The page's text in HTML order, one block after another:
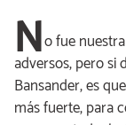
No fue
adversos, pero si
Bansander, es
más fuerte, para